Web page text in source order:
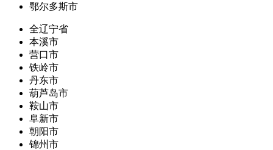
鄂尔多斯市
全辽宁省
本溪市
营口市
铁岭市
丹东市
葫芦岛市
鞍山市
阜新市
朝阳市
锦州市